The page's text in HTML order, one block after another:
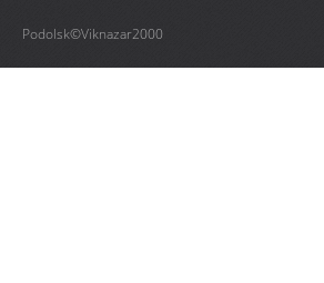
Podolsk©Viknazar2000